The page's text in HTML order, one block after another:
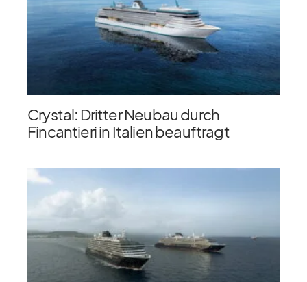
Crystal: Dritter Neubau durch
Fincantieri in Italien beauftragt